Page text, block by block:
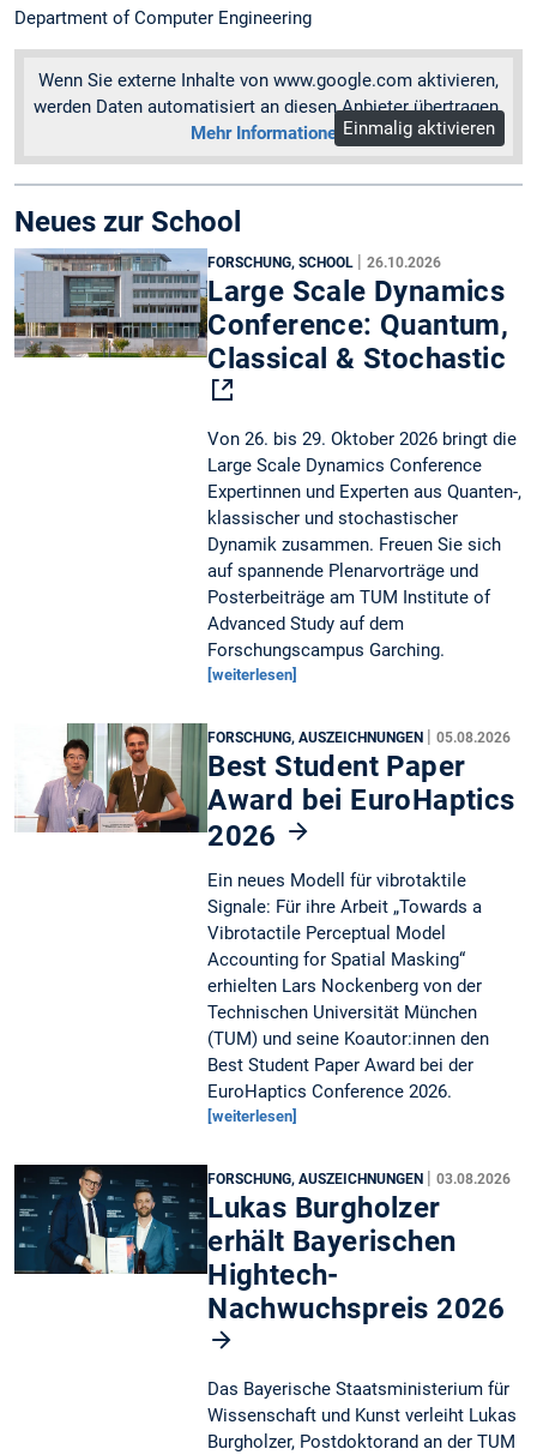
Department of Computer Engineering
Wenn Sie externe Inhalte von www.google.com aktivieren,
werden Daten automatisiert an diesen Anbieter übertragen.
Mehr InformationenEinmalig aktivieren
Neues zur School
FORSCHUNG, SCHOOL |26.10.2026
Large Scale Dynamics
Conference: Quantum,
Classical & Stochastic
Von 26. bis 29. Oktober 2026 bringt die
Large Scale Dynamics Conference
Expertinnen und Experten aus Quanten-,
klassischer und stochastischer
Dynamik zusammen. Freuen Sie sich
auf spannende Plenarvorträge und
Posterbeiträge am TUM Institute of
Advanced Study auf dem
Forschungscampus Garching.
[weiterlesen]
FORSCHUNG, AUSZEICHNUNGEN |05.08.2026
Best Student Paper
Award bei EuroHaptics
2026
Ein neues Modell für vibrotaktile
Signale: Für ihre Arbeit „Towards a
Vibrotactile Perceptual Model
Accounting for Spatial Masking“
erhielten Lars Nockenberg von der
Technischen Universität München
(TUM) und seine Koautor:innen den
Best Student Paper Award bei der
EuroHaptics Conference 2026.
[weiterlesen]
FORSCHUNG, AUSZEICHNUNGEN |03.08.2026
Lukas Burgholzer
erhält Bayerischen
Hightech-
Nachwuchspreis 2026
Das Bayerische Staatsministerium für
Wissenschaft und Kunst verleiht Lukas
Burgholzer, Postdoktorand an der TUM